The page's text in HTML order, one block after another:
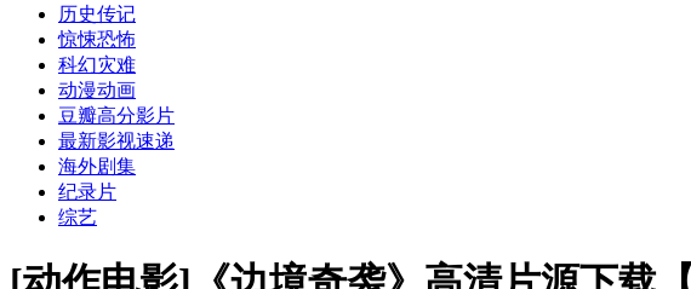
历史传记
惊悚恐怖
科幻灾难
动漫动画
豆瓣高分影片
最新影视速递
海外剧集
纪录片
综艺